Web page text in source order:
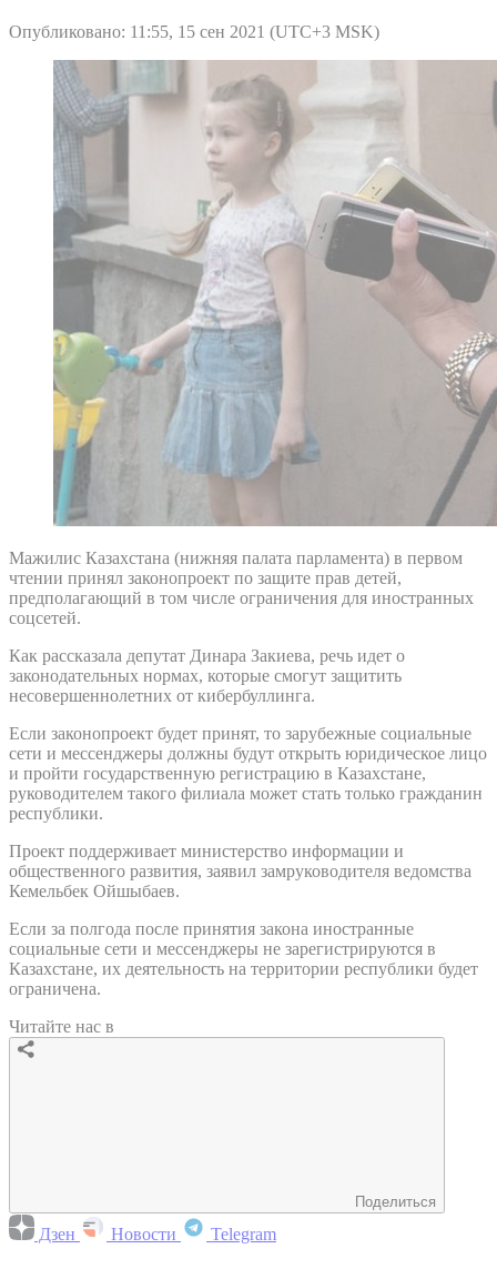
Опубликовано: 11:55, 15 сен 2021 (UTC+3 MSK)
Мажилис Казахстана (нижняя палата парламента) в первом
чтении принял законопроект по защите прав детей,
предполагающий в том числе ограничения для иностранных
соцсетей.
Как рассказала депутат Динара Закиева, речь идет о
законодательных нормах, которые смогут защитить
несовершеннолетних от кибербуллинга.
Если законопроект будет принят, то зарубежные социальные
сети и мессенджеры должны будут открыть юридическое лицо
и пройти государственную регистрацию в Казахстане,
руководителем такого филиала может стать только гражданин
республики.
Проект поддерживает министерство информации и
общественного развития, заявил замруководителя ведомства
Кемельбек Ойшыбаев.
Если за полгода после принятия закона иностранные
социальные сети и мессенджеры не зарегистрируются в
Казахстане, их деятельность на территории республики будет
ограничена.
Читайте нас в
Поделиться
Дзен Новости Telegram